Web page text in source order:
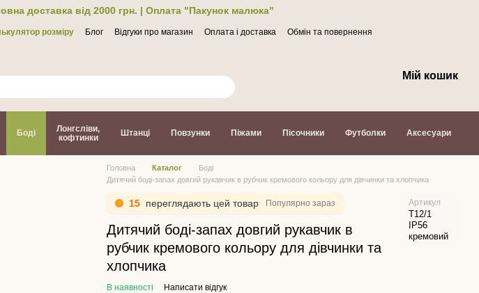
доставка від 2000 грн. | Оплата "Пакунок малюка"
розміру Блог Відгуки про магазин Оплата і доставка
Обмін та повернення
Мій кошик
Боді
Лонгсліви,
кофтинки
Штанці Повзунки Піжами Пісочники Футболки Аксесуари
Головна Каталог
Боді
Дитячий боді-запах довгий рукавчик в рубчик кремового кольору для дівчинки та хлопчика
15 переглядають цей товар Популярно зараз
Дитячий боді-запах довгий рукавчик в
рубчик кремового кольору для дівчинки та
хлопчика
Артикул
Т12/1
ІР56
кремовий
В наявності Написати відгук